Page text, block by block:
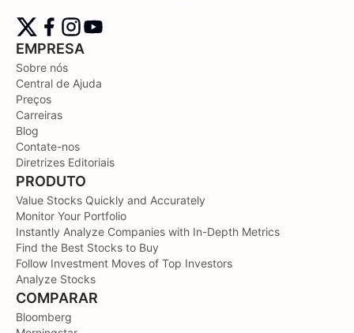
EMPRESA
Sobre nós
Central de Ajuda
Preços
Carreiras
Blog
Contate-nos
Diretrizes Editoriais
PRODUTO
Value Stocks Quickly and Accurately
Monitor Your Portfolio
Instantly Analyze Companies with In-Depth Metrics
Find the Best Stocks to Buy
Follow Investment Moves of Top Investors
Analyze Stocks
COMPARAR
Bloomberg